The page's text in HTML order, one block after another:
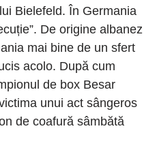
Bielefeld. În Germania
De origine albanez
mai bine de un sfert
acolo. După cum
de box Besar
unui act sângeros
de coafură sâmbătă